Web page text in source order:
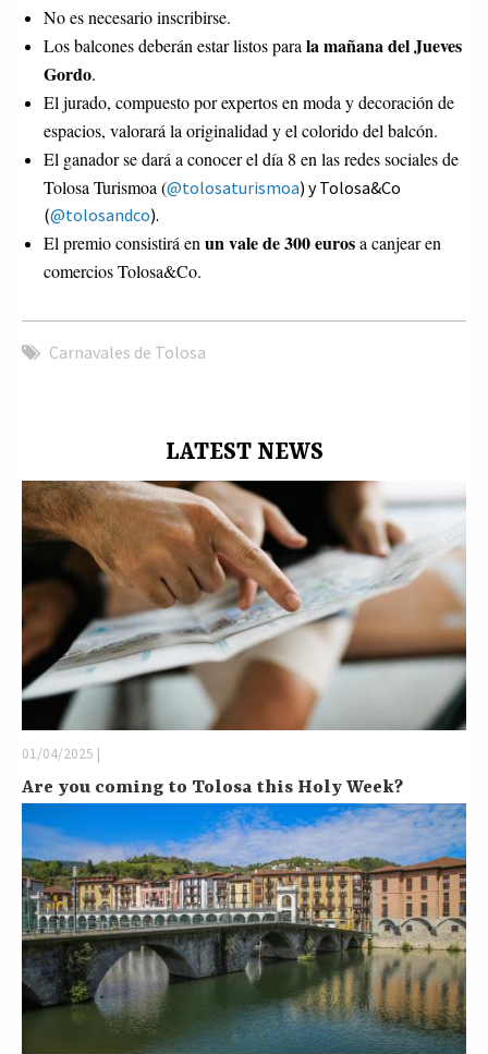
No es necesario inscribirse.
Los balcones deberán estar listos para la mañana del Jueves
Gordo.
El jurado, compuesto por expertos en moda y decoración de
espacios, valorará la originalidad y el colorido del balcón.
El ganador se dará a conocer el día 8 en las redes sociales de
Tolosa Turismoa (@tolosaturismoa) y Tolosa&Co
(@tolosandco).
El premio consistirá en un vale de 300 eurosa canjear en
comercios Tolosa&Co.
Carnavales de Tolosa
LATEST NEWS
01/04/2025 |
Are you coming to Tolosa this Holy Week?